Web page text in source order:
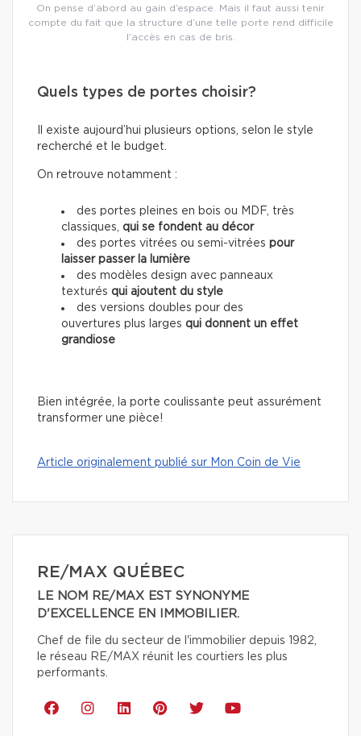
On pense d’abord au gain d’espace. Mais il faut aussi tenir
compte du fait que la structure d’une telle porte rend difficile
l’accès en cas de bris.
Quels types de portes choisir?
Il existe aujourd’hui plusieurs options, selon le style
recherché et le budget.
On retrouve notamment :
des portes pleines en bois ou MDF, très
classiques, qui se fondent au décor
des portes vitrées ou semi-vitrées pour
laisser passer la lumière
des modèles design avec panneaux
texturés qui ajoutent du style
des versions doubles pour des
ouvertures plus larges qui donnent un effet
grandiose
Bien intégrée, la porte coulissante peut assurément
transformer une pièce!
Article originalement publié sur Mon Coin de Vie
RE/MAX QUÉBEC
LE NOM RE/MAX EST SYNONYME
D'EXCELLENCE EN IMMOBILIER.
Chef de file du secteur de l'immobilier depuis 1982,
le réseau RE/MAX réunit les courtiers les plus
performants.